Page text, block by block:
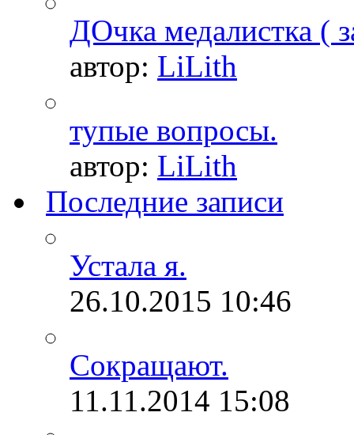
ДОчка медалистка (
автор: LiLith
тупые вопросы.
автор: LiLith
Последние записи
Устала я.
26.10.2015 10:46
Сокращают.
11.11.2014 15:08